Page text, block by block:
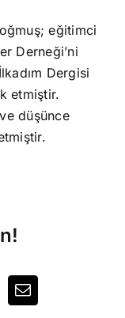
eğitimci
Derneği’ni
Dergisi
etmiştir.
düşünce